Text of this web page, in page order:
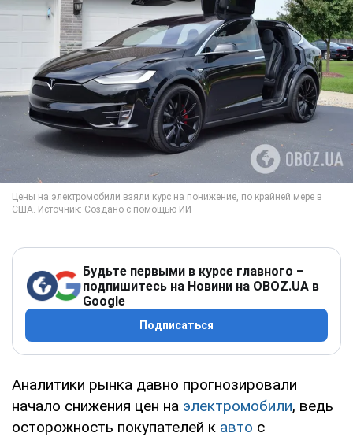
Будьте первыми в курсе главного –
подпишитесь на Новини на OBOZ.UA в
Google
Подписаться
Аналитики рынка давно прогнозировали
начало снижения цен на электромобили, ведь
осторожность покупателей к авто с